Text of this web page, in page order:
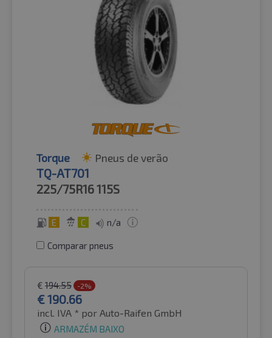
Torque Pneus de verão
TQ-AT701
225/75R16115S
E C n/a
Comparar pneus
€ 194.55 -2%
€190.66
incl. IVA * por Auto-Raifen GmbH
ARMAZÉM BAIXO